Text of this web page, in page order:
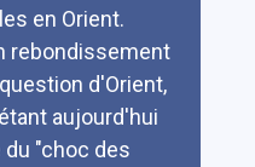
en Orient.
rebondissement
d'Orient,
aujourd'hui
du "choc des